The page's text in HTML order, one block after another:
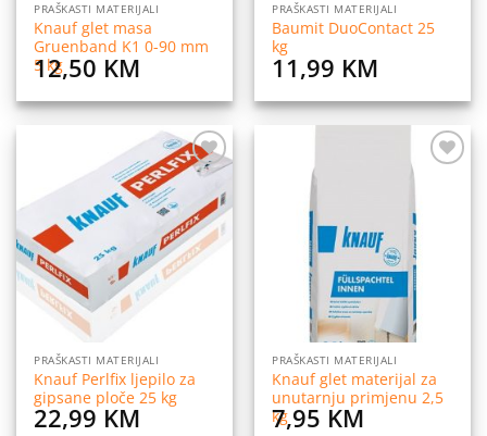
PRAŠKASTI MATERIJALI
Knauf glet masa
Gruenband K1 0-90 mm
5 kg
12,50 KM
PRAŠKASTI MATERIJALI
Baumit DuoContact 25
kg
11,99 KM
Dodaj
listu
želja
PRAŠKASTI MATERIJALI
Knauf Perlfix ljepilo za
gipsane ploče 25 kg
22,99 KM
PRAŠKASTI MATERIJALI
Knauf glet materijal za
unutarnju primjenu 2,5
kg
7,95 KM